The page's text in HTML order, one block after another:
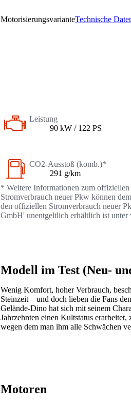
MotorisierungsvarianteTechnische
Leistung
90 kW / 122 PS
CO2-Ausstoß (komb.)*
291 g/km
* Weitere Informationen zum
Stromverbrauch neuer Pkw können
den offiziellen Stromverbrauch neuer
GmbH' unentgeltlich erhältlich ist unter
Modell im Test (Neu-
Wenig Komfort, hoher Verbrauch,
Steinzeit – und doch lieben die Fans
Gelände-Dino hat sich mit seinem
Jahrzehnten einen Kultstatus
wegen dem man ihm alle Schwächen
Motoren